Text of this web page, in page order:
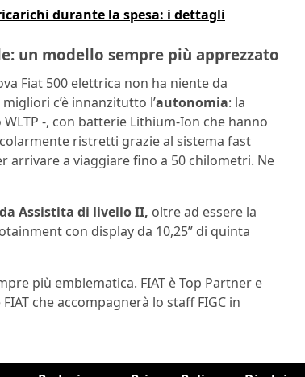
durante la spesa: i dettagli
un modello sempre più apprezzato
Fiat 500 elettrica non ha niente da
c’è innanzitutto l’autonomia: la
-, con batterie Lithium-Ion che hanno
ristretti grazie al sistema fast
arrivare a viaggiare fino a 50 chilometri. Ne
Assistita di livello II, oltre ad essere la
con display da 10,25” di quinta
più emblematica. FIAT è Top Partner e
che accompagnerà lo staff FIGC in